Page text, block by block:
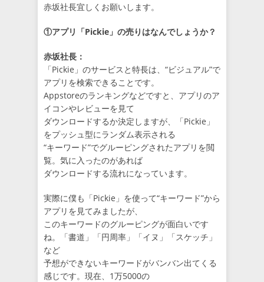
赤坂社長宜しくお願いします。
①アプリ「Pickie」の売りはなんでしょうか？
赤坂社長：
「Pickie」のサービスと特長は、“ビジュアル”で
アプリを検索できることです。
Appstoreのランキングなどですと、アプリのア
イコンやレビューを見て
ダウンロードするか決定しますが、「Pickie」
をプッシュ型にランダム表示される
“キーワード”でグルーピングされたアプリを閲
覧。気に入ったのがあれば
ダウンロードする流れになっています。
実際に僕も「Pickie」を使って“キーワード”から
アプリを見てみましたが、
このキーワードのグルーピングが面白いです
ね。「書道」「円周率」「イヌ」「スケッチ」
など
予想ができないキーワードがバンバン出てくる
感じです。現在、1万5000の